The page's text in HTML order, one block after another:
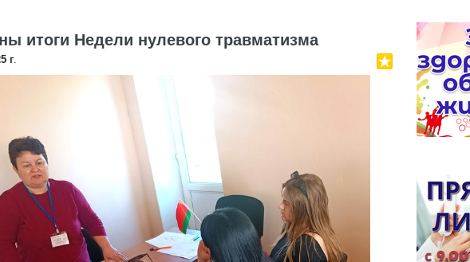
итоги Недели нулевого травматизма
г.